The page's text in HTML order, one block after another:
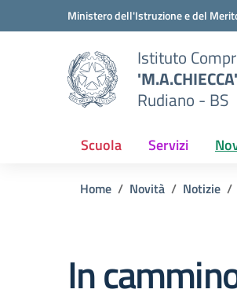
Vai ai contenuti
Vai al menu di navigazioneMinistero dell'Istruzione e del
Istituto
'M.A.CHIECCA'
Rudiano - BS
Scuola Servizi
Home Novità Notizie
In